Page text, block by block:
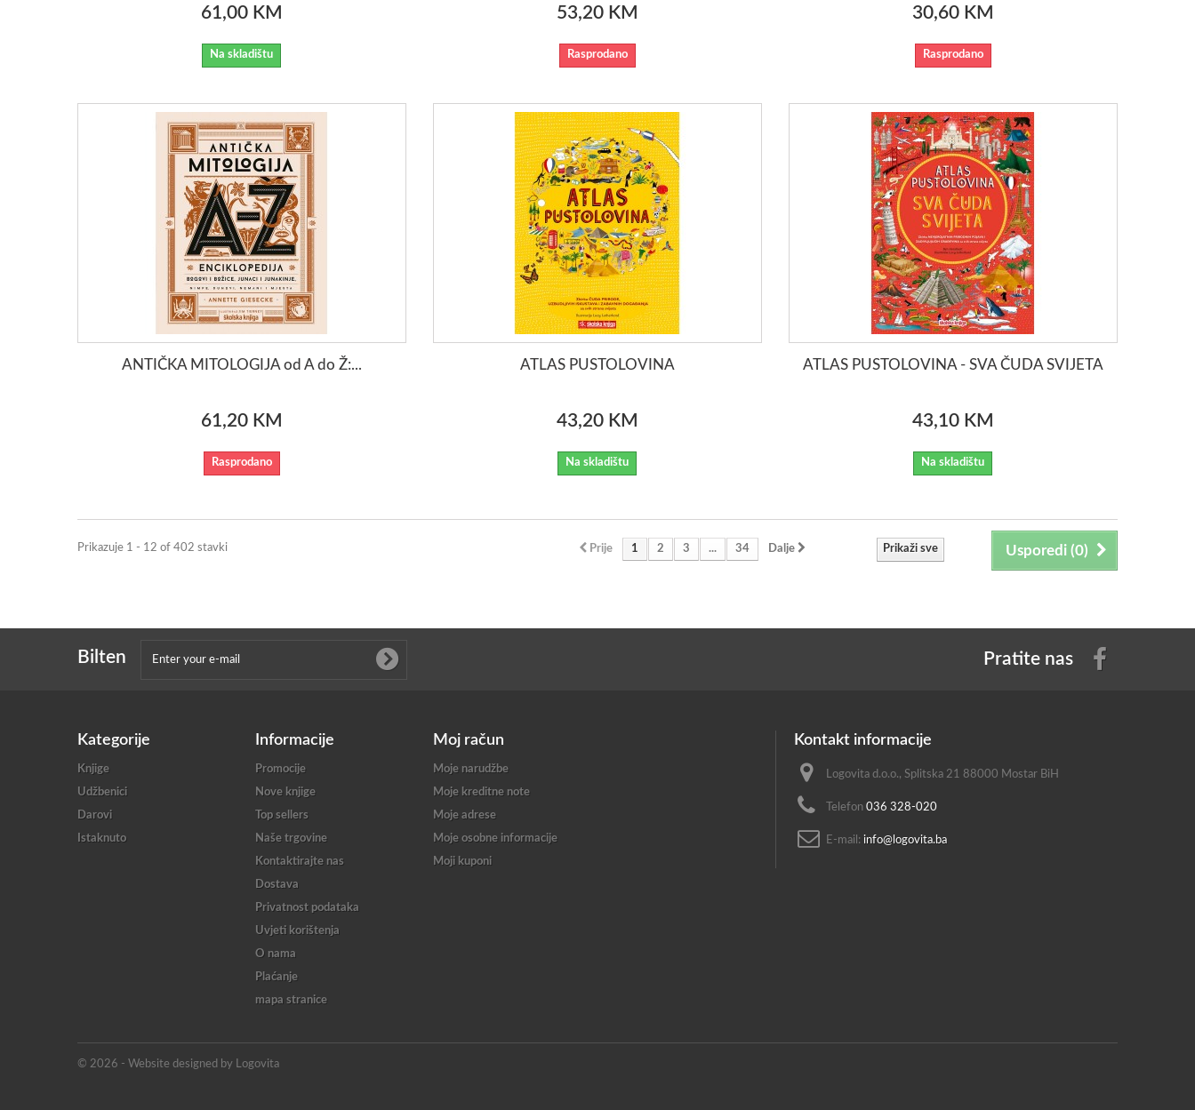
61,00 KM
Na skladištu
53,20 KM
Rasprodano
30,60 KM
Rasprodano
ANTIČKA MITOLOGIJA od A do Ž:...
61,20 KM
Rasprodano
ATLAS PUSTOLOVINA
43,20 KM
Na skladištu
ATLAS PUSTOLOVINA - SVA ČUDA SVIJETA
43,10 KM
Na skladištu
Usporedi (0)
Prikaži sve
Prije 1 2 3 ... 34 Dalje
Prikazuje 1 - 12 of 402 stavki
Bilten Pratite nas
Kategorije
Knjige
Udžbenici
Darovi
Istaknuto
Informacije
Promocije
Nove knjige
Top sellers
Naše trgovine
Kontaktirajte nas
Dostava
Privatnost podataka
Uvjeti korištenja
O nama
Plaćanje
mapa stranice
© 2026 - Website designed by Logovita
Moj račun
Moje narudžbe
Moje kreditne note
Moje adrese
Moje osobne informacije
Moji kuponi
Kontakt informacije
Logovita d.o.o., Splitska 21 88000 Mostar BiH
Telefon 036 328-020
E-mail: info@logovita.ba